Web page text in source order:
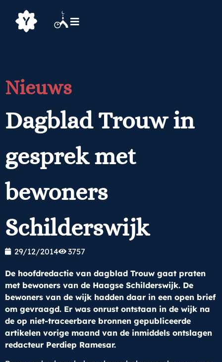
Nieuws
Dagblad Trouw in
gesprek met
bewoners
Schilderswijk
29/12/2014 3757
De hoofdredactie van dagblad Trouw gaat praten
met bewoners van de Haagse Schilderswijk. De
bewoners van de wijk hadden daar in een open brief
om gevraagd. Er was onrust ontstaan in de wijk na
de op niet-traceerbare bronnen gepubliceerde
artikelen vorige maand van de inmiddels ontslagen
redacteur Perdiep Ramesar.